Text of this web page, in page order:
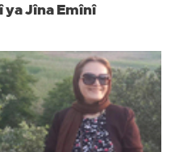
Jîna Emînî